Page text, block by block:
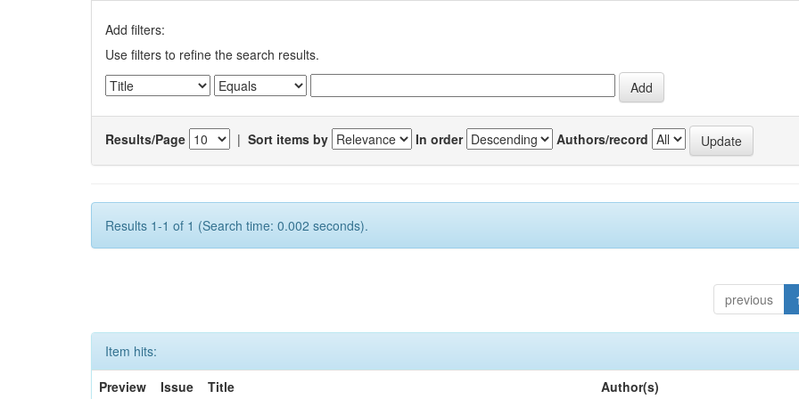
Add filters:
Use filters to refine the search results.
Results/Page | Sort items by In order Authors/record
Results 1-1 of 1 (Search time: 0.002 seconds).
previous 1
Item hits:
Preview
Issue
Title Author(s)